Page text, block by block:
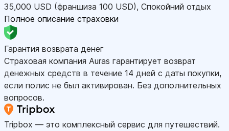
35,000 USD (франшиза 100 USD), Спокойний отдых
Полное описание страховки
Гарантия возврата денег
Страховая компания Auras гарантирует возврат
денежных средств в течение 14 дней с даты покупки,
если полис не был активирован. Без дополнительных
вопросов.
Tripbox — это комплексный сервис для путешествий.